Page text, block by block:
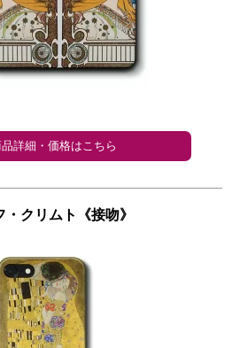
細・価格はこちら
・クリムト《接吻》